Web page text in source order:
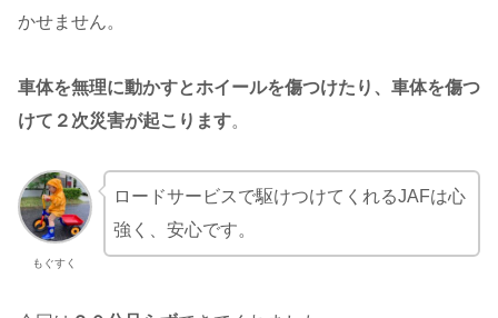
かせません。
車体を無理に動かすとホイールを傷つけたり、車体を傷つ
けて２次災害が起こります。
もぐすく
ロードサービスで駆けつけてくれるJAFは心
強く、安心です。